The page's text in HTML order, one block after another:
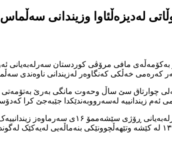
لەدیزەڵئاوا وزیندانی
کەرەمی خەڵکی کەنگاوەر لەزیندانی ناوەندی
زیندانییە لەسەرووبەندێکدا جێبەجێ کرا کەدۆسیەکەی
هەروەها هاتووە